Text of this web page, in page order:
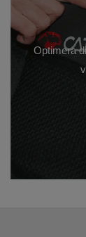
Optimera